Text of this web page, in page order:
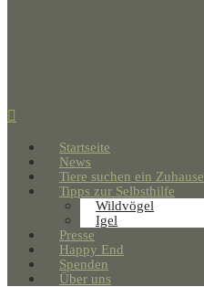
Startseite
News
Tiere suchen ein Zuhause
Tipps zur Selbsthilfe
Wildvögel
Igel
Presse
Happy End
Spenden
Über uns